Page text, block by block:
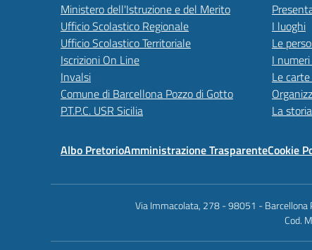
Ministero dell'Istruzione e del Merito
Ufficio Scolastico Regionale
Ufficio Scolastico Territoriale
Iscrizioni On Line
Invalsi
Comune di Barcellona Pozzo di Gotto
P.T.P.C. USR Sicilia
I luoghi
Le
I
Le
La storia
Albo PretorioAmministrazione TrasparenteCookie
Via Immacolata, 278 - 98051 -
Cod.